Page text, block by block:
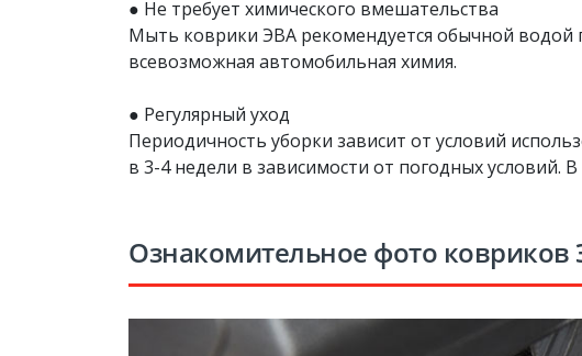
● Не требует химического вмешательства
Мыть коврики ЭВА рекомендуется обычной водой
всевозможная автомобильная химия.
● Регулярный уход
Периодичность уборки зависит от условий
в 3-4 недели в зависимости от погодных условий.
Ознакомительное фото